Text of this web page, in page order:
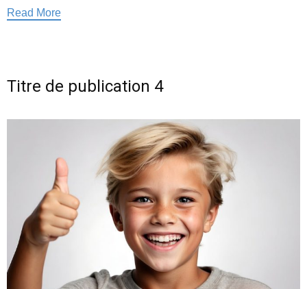
Read More
Titre de publication 4